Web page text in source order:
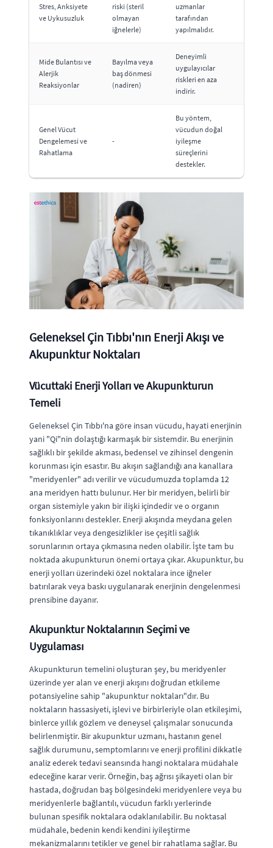
Stres, Anksiyete
ve Uykusuzluk
riski (steril
olmayan
iğnelerle)
uzmanlar
tarafından
yapılmalıdır.
Mide Bulantısı ve
Alerjik
Reaksiyonlar
Bayılma veya
baş dönmesi
(nadiren)
Deneyimli
uygulayıcılar
riskleri en aza
indirir.
Genel Vücut
Dengelemesi ve
Rahatlama
-
Bu yöntem,
vücudun doğal
iyileşme
süreçlerini
destekler.
Geleneksel Çin Tıbbı'nın Enerji Akışı ve
Akupunktur Noktaları
Vücuttaki Enerji Yolları ve Akupunkturun
Temeli
Geleneksel Çin Tıbbı'na göre insan vücudu, hayati enerjinin
yani "Qi"nin dolaştığı karmaşık bir sistemdir. Bu enerjinin
sağlıklı bir şekilde akması, bedensel ve zihinsel dengenin
korunması için esastır. Bu akışın sağlandığı ana kanallara
"meridyenler" adı verilir ve vücudumuzda toplamda 12
ana meridyen hattı bulunur. Her bir meridyen, belirli bir
organ sistemiyle yakın bir ilişki içindedir ve o organın
fonksiyonlarını destekler. Enerji akışında meydana gelen
tıkanıklıklar veya dengesizlikler ise çeşitli sağlık
sorunlarının ortaya çıkmasına neden olabilir. İşte tam bu
noktada akupunkturun önemi ortaya çıkar. Akupunktur, bu
enerji yolları üzerindeki özel noktalara ince iğneler
batırılarak veya baskı uygulanarak enerjinin dengelenmesi
prensibine dayanır.
Akupunktur Noktalarının Seçimi ve
Uygulaması
Akupunkturun temelini oluşturan şey, bu meridyenler
üzerinde yer alan ve enerji akışını doğrudan etkileme
potansiyeline sahip "akupunktur noktaları"dır. Bu
noktaların hassasiyeti, işlevi ve birbirleriyle olan etkileşimi,
binlerce yıllık gözlem ve deneysel çalışmalar sonucunda
belirlenmiştir. Bir akupunktur uzmanı, hastanın genel
sağlık durumunu, semptomlarını ve enerji profilini dikkatle
analiz ederek tedavi seansında hangi noktalara müdahale
edeceğine karar verir. Örneğin, baş ağrısı şikayeti olan bir
hastada, doğrudan baş bölgesindeki meridyenlere veya bu
meridyenlerle bağlantılı, vücudun farklı yerlerinde
bulunan spesifik noktalara odaklanılabilir. Bu noktasal
müdahale, bedenin kendi kendini iyileştirme
mekanizmalarını tetikler ve genel bir rahatlama sağlar. Bu